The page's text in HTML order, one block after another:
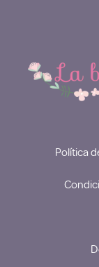
Política